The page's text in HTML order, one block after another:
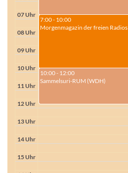
07 Uhr
08 Uhr
09 Uhr
10 Uhr
11 Uhr
12 Uhr
13 Uhr
14 Uhr
15 Uhr
7:00 - 10:00
Morgenmagazin der freien Radios
10:00 - 12:00
Sammelsuri-RUM (WDH)